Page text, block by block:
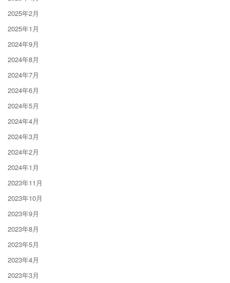
2025年2月
2025年1月
2024年9月
2024年8月
2024年7月
2024年6月
2024年5月
2024年4月
2024年3月
2024年2月
2024年1月
2023年11月
2023年10月
2023年9月
2023年8月
2023年5月
2023年4月
2023年3月